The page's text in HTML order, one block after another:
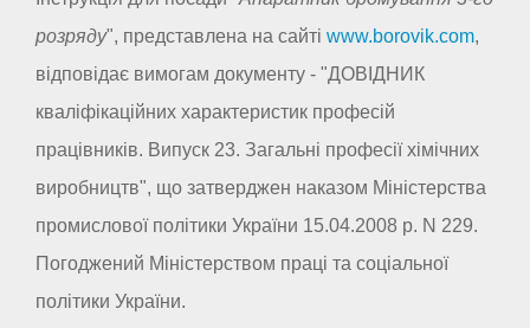
розряду", представлена на сайті www.borovik.com,
відповідає вимогам документу - "ДОВІДНИК
кваліфікаційних характеристик професій
працівників. Випуск 23. Загальні професії хімічних
виробництв", що затверджен наказом Міністерства
промислової політики України 15.04.2008 р. N 229.
Погоджений Міністерством праці та соціальної
політики України.